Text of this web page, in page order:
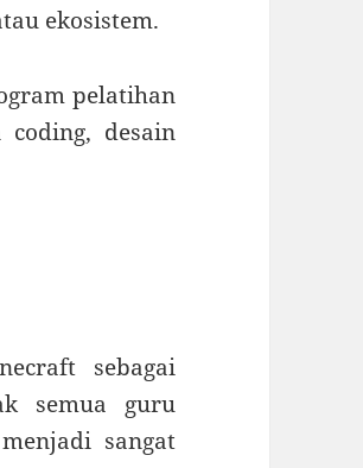
ekosistem.
pelatihan
desain
sebagai
semua guru
sangat